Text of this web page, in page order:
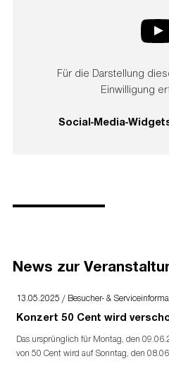
Für die Darstellung
Einwilligung
Social-Media-
News zur
13.05.2025 / Besucher- &
Konzert 50 Cent wird
Das ursprünglich für Montag, den
von 50 Cent wird auf Sonntag, den